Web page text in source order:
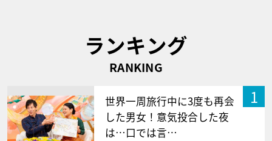
ランキング
RANKING
1
世界一周旅行中に3度も再会
した男女！意気投合した夜
は…口では言…